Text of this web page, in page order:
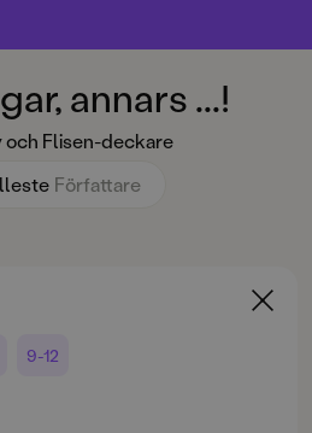
annars ...!
och Flisen-deckare
Författare
9-12